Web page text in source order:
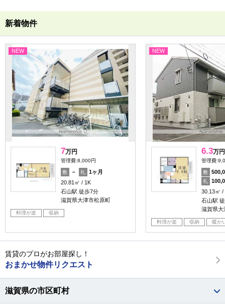
新着物件
NEW
7万円
管理費:8,000円
敷 － 礼
1ヶ月
20.81㎡
1K
石山駅 徒歩7分
滋賀県大津市松原町
料理が楽 収納
NEW
6.3万円
管理費
敷
礼
30.13㎡
石山駅
滋賀県大
料理が楽 収納 暖か
賃貸のプロがお部屋探し！
おまかせ物件リクエスト
滋賀県の市区町村